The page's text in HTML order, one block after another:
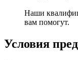
Наши
вам помогут.
Условия